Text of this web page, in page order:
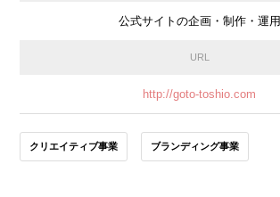
公式サイトの企画・制作・運用
URL
http://goto-toshio.com
クリエイティブ事業 ブランディング事業